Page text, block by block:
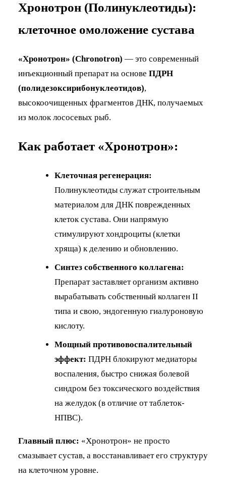
Хронотрон (Полинуклеотиды):
клеточное омоложение сустава
«Хронотрон» (Chronotron) — это современный
инъекционный препарат на основе ПДРН
(полидезоксирибонуклеотидов),
высокоочищенных фрагментов ДНК, получаемых
из молок лососевых рыб.
Как работает «Хронотрон»:
Клеточная регенерация:
Полинуклеотиды служат строительным
материалом для ДНК поврежденных
клеток сустава. Они напрямую
стимулируют хондроциты (клетки
хряща) к делению и обновлению.
Синтез собственного коллагена:
Препарат заставляет организм активно
вырабатывать собственный коллаген II
типа и свою, эндогенную гиалуроновую
кислоту.
Мощный противовоспалительный
эффект: ПДРН блокируют медиаторы
воспаления, быстро снижая болевой
синдром без токсического воздействия
на желудок (в отличие от таблеток-
НПВС).
Главный плюс: «Хронотрон» не просто
смазывает сустав, а восстанавливает его структуру
на клеточном уровне.